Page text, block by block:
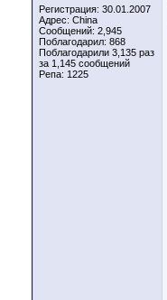
Регистрация: 30.01.2007
Адрес: China
Сообщений: 2,945
Поблагодарил: 868
Поблагодарили 3,135 раз
за 1,145 сообщений
Репа: 1225